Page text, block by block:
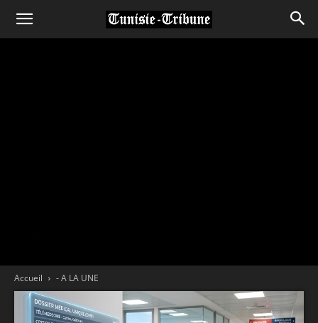
Accueil - A LA UNE